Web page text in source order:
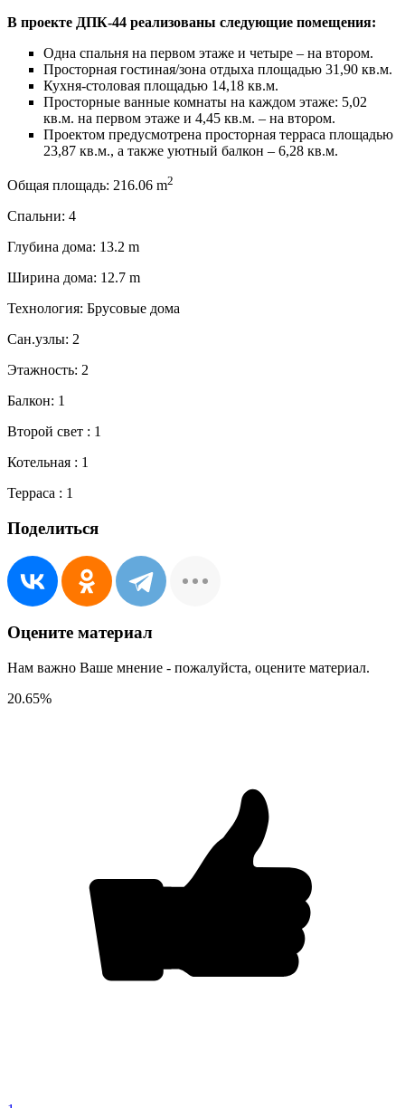
В проекте ДПК-44 реализованы следующие помещения:
Одна спальня на первом этаже и четыре – на втором.
Просторная гостиная/зона отдыха площадью 31,90 кв.м.
Кухня-столовая площадью 14,18 кв.м.
Просторные ванные комнаты на каждом этаже: 5,02
кв.м. на первом этаже и 4,45 кв.м. – на втором.
Проектом предусмотрена просторная терраса площадью
23,87 кв.м., а также уютный балкон – 6,28 кв.м.
Общая площадь: 216.06 m2
Спальни: 4
Глубина дома: 13.2 m
Ширина дома: 12.7 m
Технология: Брусовые дома
Сан.узлы: 2
Этажность: 2
Балкон: 1
Второй свет : 1
Котельная : 1
Терраса : 1
Поделиться
Оцените материал
Нам важно Ваше мнение - пожалуйста, оцените материал.
20.65%